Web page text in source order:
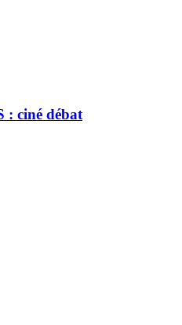
: ciné débat